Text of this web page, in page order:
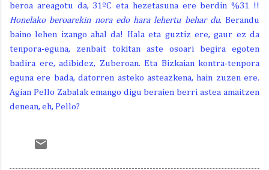
beroa areagotu da, 31ºC eta hezetasuna ere berdin %31 !!
Honelako beroarekin nora edo hara lehertu behar du. Berandu
baino lehen izango ahal da! Hala eta guztiz ere, gaur ez da
tenpora-eguna, zenbait tokitan aste osoari begira egoten
badira ere, adibidez, Zuberoan. Eta Bizkaian kontra-tenpora
eguna ere bada, datorren asteko asteazkena, hain zuzen ere.
Agian Pello Zabalak emango digu beraien berri astea amaitzen
denean, eh, Pello?